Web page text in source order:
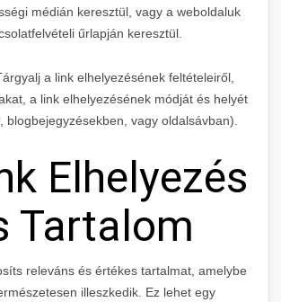
médián keresztül, vagy a weboldaluk
űrlapján keresztül.
a link elhelyezésének feltételeiről,
a link elhelyezésének módját és helyét
blogbejegyzésekben, vagy oldalsávban).
Elhelyezés
Tartalom
releváns és értékes tartalmat, amelybe
illeszkedik. Ez lehet egy